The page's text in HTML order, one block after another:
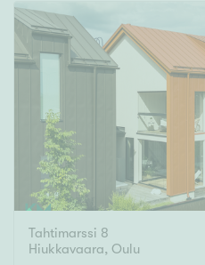
Tahtimarssi 8
Hiukkavaara, Oulu